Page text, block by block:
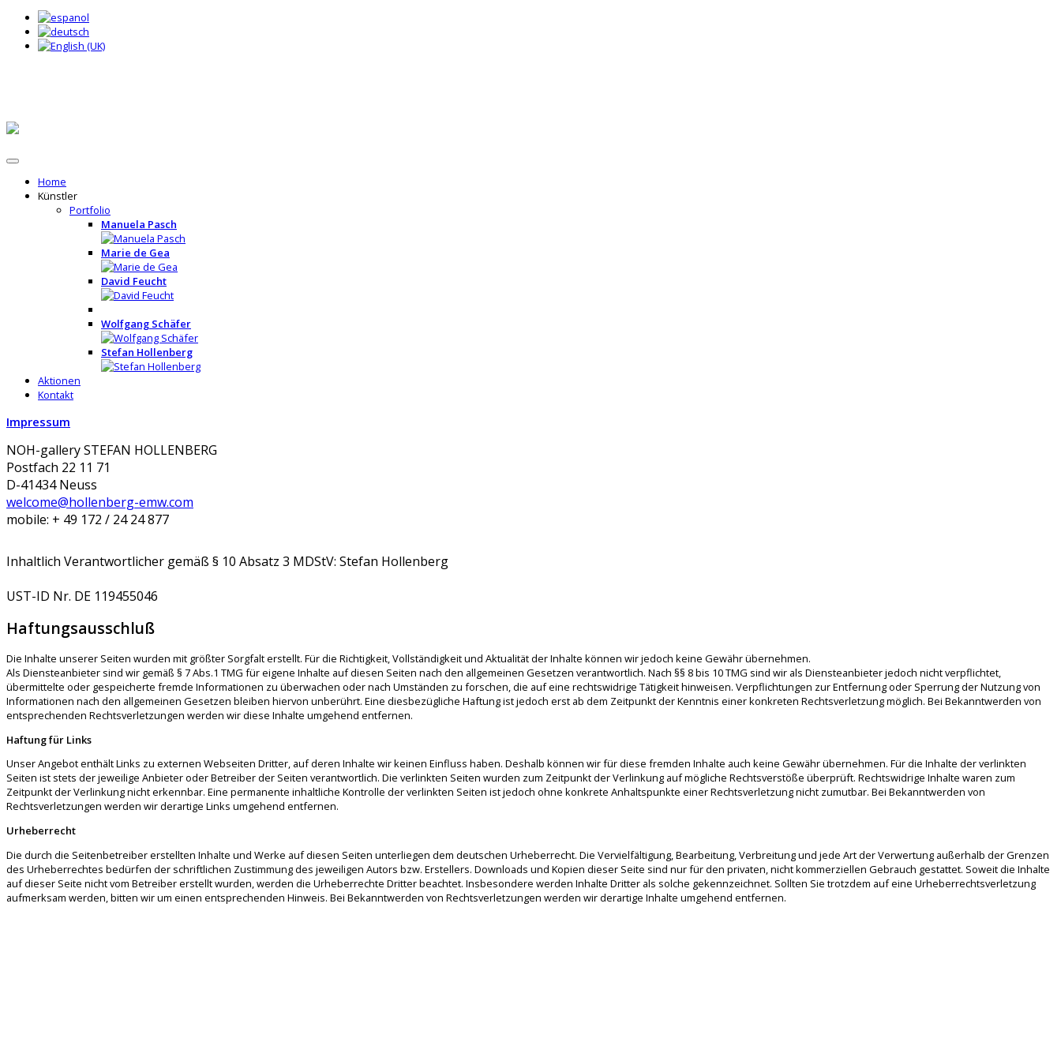
Home
Künstler
Portfolio
Manuela Pasch
Marie de Gea
David Feucht
Wolfgang Schäfer
Stefan Hollenberg
Aktionen
Kontakt
Impressum
NOH-gallery STEFAN HOLLENBERG
Postfach 22 11 71
D-41434 Neuss
welcome@hollenberg-emw.com
mobile: + 49 172 / 24 24 877
Inhaltlich Verantwortlicher gemäß § 10 Absatz 3 MDStV: Stefan Hollenberg
UST-ID Nr. DE 119455046
Haftungsausschluß
Die Inhalte unserer Seiten wurden mit größter Sorgfalt erstellt. Für die Richtigkeit, Vollständigkeit und Aktualität der Inhalte können wir jedoch keine Gewähr übernehmen.
Als Diensteanbieter sind wir gemäß § 7 Abs.1 TMG für eigene Inhalte auf diesen Seiten nach den allgemeinen Gesetzen verantwortlich. Nach §§ 8 bis 10 TMG sind wir als Diensteanbieter jedoch nicht verpflichtet,
übermittelte oder gespeicherte fremde Informationen zu überwachen oder nach Umständen zu forschen, die auf eine rechtswidrige Tätigkeit hinweisen. Verpflichtungen zur Entfernung oder Sperrung der Nutzung von
Informationen nach den allgemeinen Gesetzen bleiben hiervon unberührt. Eine diesbezügliche Haftung ist jedoch erst ab dem Zeitpunkt der Kenntnis einer konkreten Rechtsverletzung möglich. Bei Bekanntwerden von
entsprechenden Rechtsverletzungen werden wir diese Inhalte umgehend entfernen.
Haftung für Links
Unser Angebot enthält Links zu externen Webseiten Dritter, auf deren Inhalte wir keinen Einfluss haben. Deshalb können wir für diese fremden Inhalte auch keine Gewähr übernehmen. Für die Inhalte der verlinkten
Seiten ist stets der jeweilige Anbieter oder Betreiber der Seiten verantwortlich. Die verlinkten Seiten wurden zum Zeitpunkt der Verlinkung auf mögliche Rechtsverstöße überprüft. Rechtswidrige Inhalte waren zum
Zeitpunkt der Verlinkung nicht erkennbar. Eine permanente inhaltliche Kontrolle der verlinkten Seiten ist jedoch ohne konkrete Anhaltspunkte einer Rechtsverletzung nicht zumutbar. Bei Bekanntwerden von
Rechtsverletzungen werden wir derartige Links umgehend entfernen.
Urheberrecht
Die durch die Seitenbetreiber erstellten Inhalte und Werke auf diesen Seiten unterliegen dem deutschen Urheberrecht. Die Vervielfältigung, Bearbeitung, Verbreitung und jede Art der Verwertung außerhalb der Grenzen
des Urheberrechtes bedürfen der schriftlichen Zustimmung des jeweiligen Autors bzw. Erstellers. Downloads und Kopien dieser Seite sind nur für den privaten, nicht kommerziellen Gebrauch gestattet. Soweit die Inhalte
auf dieser Seite nicht vom Betreiber erstellt wurden, werden die Urheberrechte Dritter beachtet. Insbesondere werden Inhalte Dritter als solche gekennzeichnet. Sollten Sie trotzdem auf eine Urheberrechtsverletzung
aufmerksam werden, bitten wir um einen entsprechenden Hinweis. Bei Bekanntwerden von Rechtsverletzungen werden wir derartige Inhalte umgehend entfernen.